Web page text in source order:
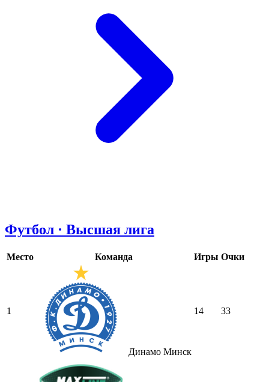
Футбол · Высшая лига
Место Команда Игры Очки
1
Динамо Минск
14 33